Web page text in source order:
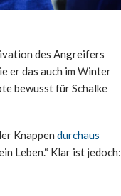
des Angreifers
er das auch im Winter
bewusst für Schalke
Knappen durchaus
Leben.“ Klar ist jedoch: